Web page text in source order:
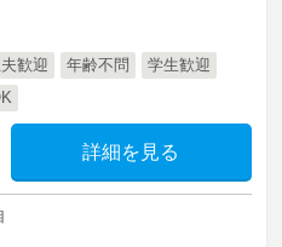
歓迎 年齢不問
学生歓迎
詳細を見る